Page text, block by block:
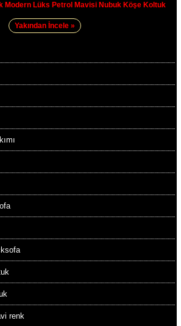
Modern Lüks Petrol Mavisi Nubuk Köşe Koltuk
Yakından İncele »
renk